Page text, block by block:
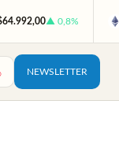
▲ 0,8%
NEWSLETTER